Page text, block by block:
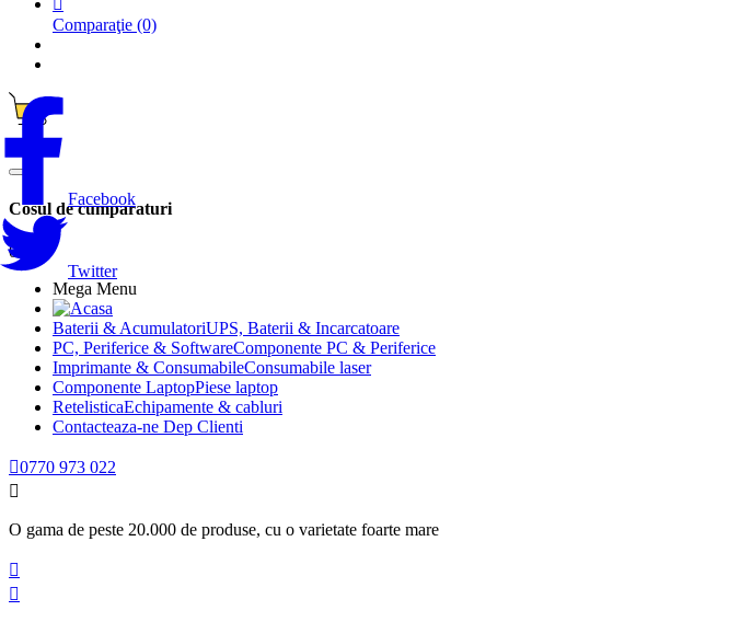

Comparaţie (0)
Cosul de cumparaturi
0
Mega Menu
Baterii & AcumulatoriUPS, Baterii & Incarcatoare
PC, Periferice & SoftwareComponente PC & Periferice
Imprimante & ConsumabileConsumabile laser
Componente LaptopPiese laptop
RetelisticaEchipamente & cabluri
Contacteaza-ne Dep Clienti
0770 973 022

O gama de peste 20.000 de produse, cu o varietate foarte mare


Facebook
Twitter